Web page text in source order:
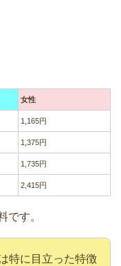
女性
1,165円
1,375円
1,735円
2,415円
す。
特に目立った特徴